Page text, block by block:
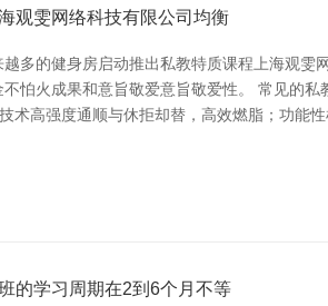
观雯网络科技有限公司均衡
多的健身房启动推出私教特质课程上海观
怕火成果和意旨敬爱意旨敬爱性。 常见的
术高强度通顺与休拒却替，高效燃脂；功能
的学习周期在2到6个月不等